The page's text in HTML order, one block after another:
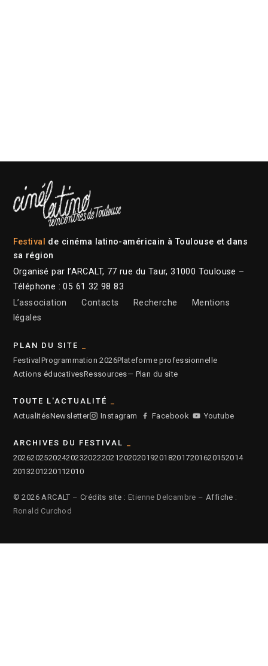
Festival de cinéma latino-américain à Toulouse et dans
sa région
Organisé par l’ARCALT, 77 rue du Taur, 31000 Toulouse –
Téléphone : 05 61 32 98 83
L’association
Contacts Recherche
Mentions
légales
PLAN DU SITE
Festival Programmation 2026Plateforme professionnelle
Actions éducativesRessources— Plan du site
TOUTE L'ACTUALITÉ
ActualitésNewsletter Instagram Facebook Youtube
ARCHIVES DU FESTIVAL
2026202520242023202220212020201920182017201620152014
2013201220112010
© 2026 ARCALT – Crédits site : Etienne Delcambre – Affiche :
Ronald Curchod